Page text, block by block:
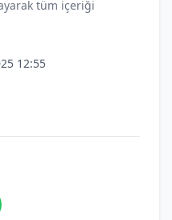
tüm içeriği
12:55